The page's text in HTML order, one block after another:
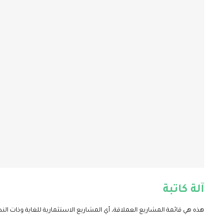
آلة كاتبة
هذه هي قائمة المشاريع العملاقة، أي المشاريع الاستثمارية للغاية وذات